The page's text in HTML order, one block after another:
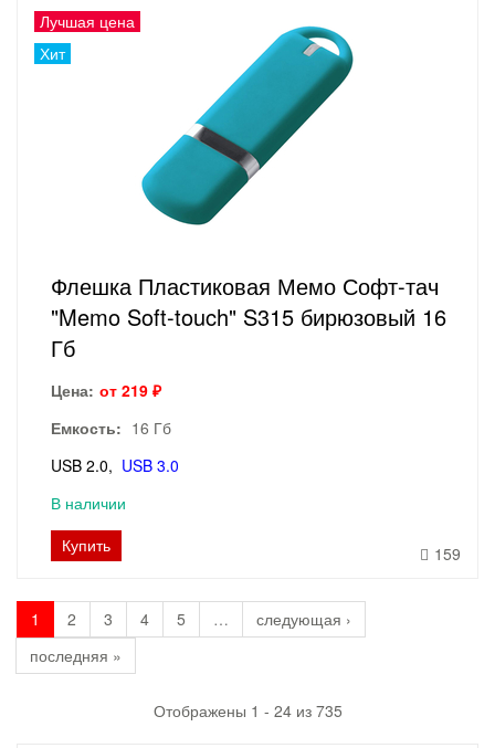
Лучшая цена
Хит
Флешка Пластиковая Мемо Софт-тач
"Memo Soft-touch" S315 бирюзовый 16
Гб
Цена: от 219 ₽
Емкость: 16 Гб
USB 2.0
USB 3.0
В наличии
Купить
159
1 2 3 4 5 …
следующая ›
последняя »
Отображены 1 - 24 из 735